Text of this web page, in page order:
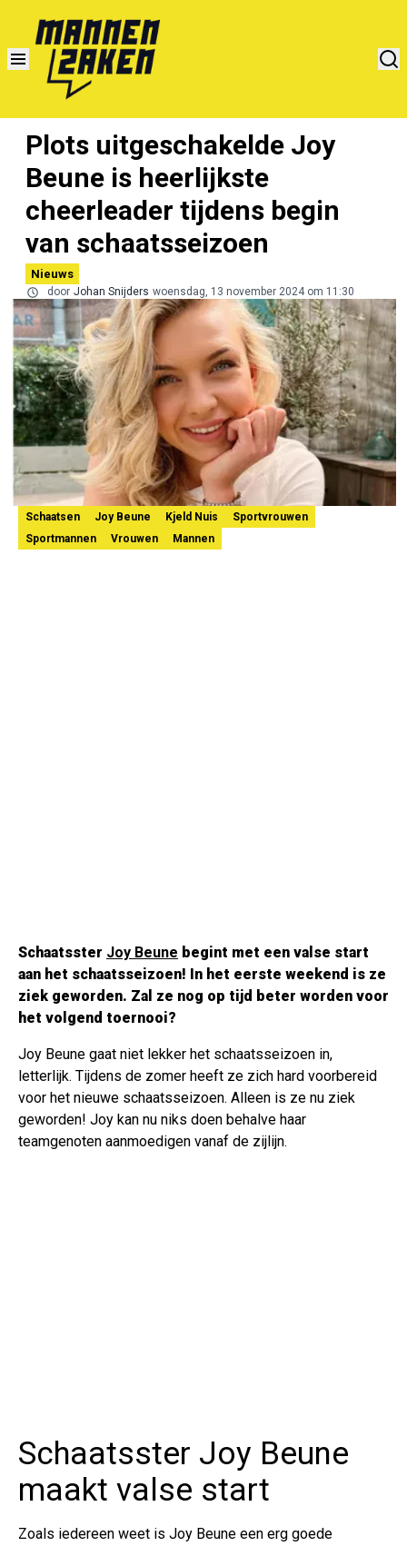
Plots uitgeschakelde Joy
Beune is heerlijkste
cheerleader tijdens begin
van schaatsseizoen
Nieuws
door Johan Snijders woensdag, 13 november 2024 om 11:30
Schaatsen Joy Beune Kjeld Nuis
Sportvrouwen
Sportmannen
Vrouwen Mannen
Schaatsster Joy Beune begint met een valse start
aan het schaatsseizoen! In het eerste weekend is ze
ziek geworden. Zal ze nog op tijd beter worden voor
het volgend toernooi?
Joy Beune gaat niet lekker het schaatsseizoen in,
letterlijk. Tijdens de zomer heeft ze zich hard voorbereid
voor het nieuwe schaatsseizoen. Alleen is ze nu ziek
geworden! Joy kan nu niks doen behalve haar
teamgenoten aanmoedigen vanaf de zijlijn.
Schaatsster Joy Beune
maakt valse start
Zoals iedereen weet is Joy Beune een erg goede